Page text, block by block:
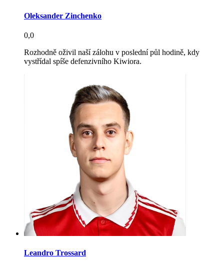
Oleksander Zinchenko
0,0
Rozhodně oživil naší zálohu v poslední půl hodině, kdy
vystřídal spíše defenzivního Kiwiora.
Leandro Trossard